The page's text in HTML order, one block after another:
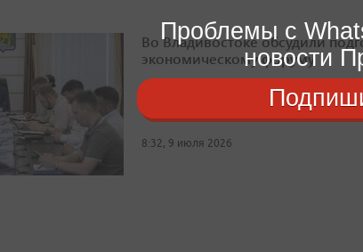
Во Владивостоке обсудили
экономическому форуму
Ключевой темой встречи стало
городской инфраструктуры в дни
8:32, 9 июля 2026
Проблемы с
новости